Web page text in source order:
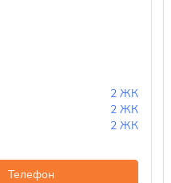
2 ЖК
2 ЖК
2 ЖК
Телефон